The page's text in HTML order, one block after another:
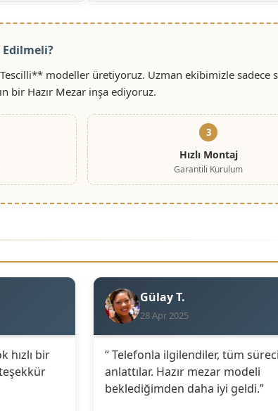
Edilmeli?
modeller üretiyoruz. Uzman ekibimizle sadece
bir Hazır Mezar inşa ediyoruz.
3
Hızlı Montaj
Garantili Kurulum
hızlı bir
Gülay T.
28 Apr 2025
“ Telefonla ilgilendiler, tüm süreci
anlattılar. Hazır mezar modeli
beklediğimden daha iyi geldi.”